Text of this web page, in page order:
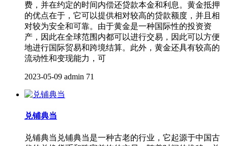
费，并在约定的时间内偿还贷款本金和利息。黄金抵押
的优点在于，它可以提供相对较高的贷款额度，并且相
对较为安全和可靠。由于黄金是一种国际性的投资资
产，因此在全球范围内都可以进行交易，因此可以方便
地进行国际贸易和跨境结算。此外，黄金还具有较高的
流动性和变现能力，可
2023-05-09 admin 71
兑铺典当
兑铺典当兑铺典当是一种古老的行业，它起源于中国古